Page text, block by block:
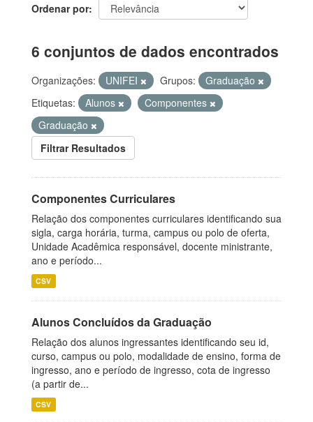
Ordenar por
6 conjuntos de dados encontrados
Organizações: UNIFEI Grupos:
Graduação
Etiquetas:
Alunos
Componentes
Graduação
Filtrar Resultados
Componentes Curriculares
Relação dos componentes curriculares identificando sua
sigla, carga horária, turma, campus ou polo de oferta,
Unidade Acadêmica responsável, docente ministrante,
ano e período...
CSV
Alunos Concluídos da Graduação
Relação dos alunos ingressantes identificando seu id,
curso, campus ou polo, modalidade de ensino, forma de
ingresso, ano e período de ingresso, cota de ingresso
(a partir de...
CSV